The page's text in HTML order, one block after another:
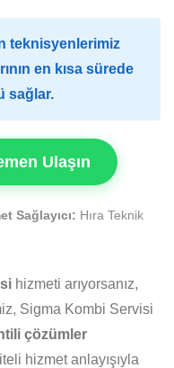
teknisyenlerimiz
en kısa sürede
sağlar.
Ulaşın
Sağlayıcı: Hıra Teknik
hizmeti arıyorsanız,
Sigma Kombi Servisi
çözümler
hizmet anlayışıyla